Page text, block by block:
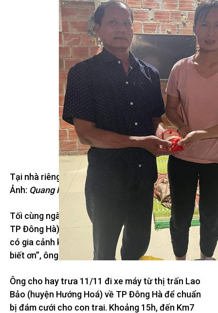
Tại nhà riêng, chị Tuyên trả lại tài sản cho ông Ẩn.
Ảnh: Quang Hà
Tối cùng ngày, ông Trần Ẩn (58 tuổi, trú phường 1,
TP Đông Hà) đã nhận lại tài sản bị mất. “Chị Tuyên
có gia cảnh khó khăn nhưng trả lại của rơi, tôi rất
biết ơn”, ông Ẩn nói.
Ông cho hay trưa 11/11 đi xe máy từ thị trấn Lao
Bảo (huyện Hướng Hoá) về TP Đông Hà để chuẩn
bị đám cưới cho con trai. Khoảng 15h, đến Km7